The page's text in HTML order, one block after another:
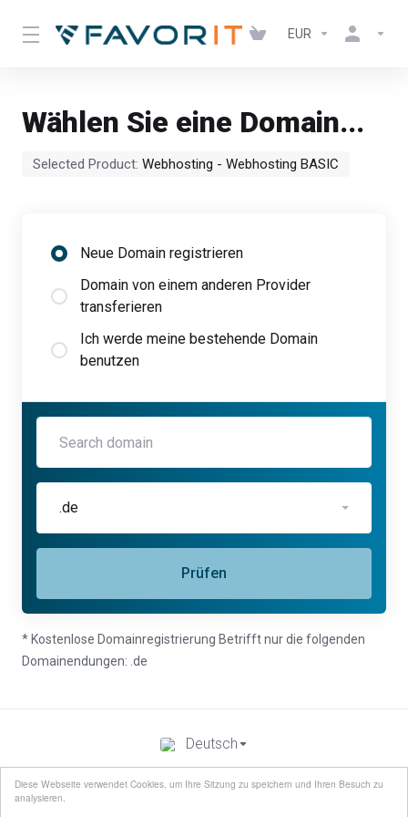
Diese Webseite verwendet Cookies, um Ihre Sitzung zu speichern und Ihren Besuch zu
analysieren.
EUR
Wählen Sie eine Domain...
Selected Product: Webhosting - Webhosting BASIC
Neue Domain registrieren
Domain von einem anderen Provider
transferieren
Ich werde meine bestehende Domain
benutzen
.de
Prüfen
* Kostenlose Domainregistrierung Betrifft nur die folgenden
Domainendungen: .de
Copyright © 2026 FAVORIT.network GmbH. Alle Rechte
Deutsch